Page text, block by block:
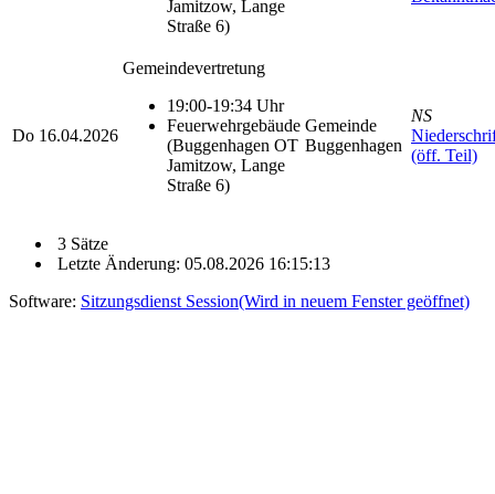
Jamitzow, Lange
Straße 6)
Do 16.04.2026
Gemeindevertretung
19:00-19:34 Uhr
Feuerwehrgebäude
(Buggenhagen OT
Jamitzow, Lange
Straße 6)
Gemeinde
Buggenhagen
NS
(öff. Teil)
3 Sätze
Letzte Änderung: 05.08.2026 16:15:13
Software: Sitzungsdienst Session(Wird in neuem Fenster geöffnet)